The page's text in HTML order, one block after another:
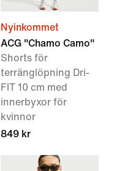
Nyinkommet
ACG "Chamo Camo"
Shorts för
terränglöpning Dri-
FIT 10 cm med
innerbyxor för
kvinnor
849 kr